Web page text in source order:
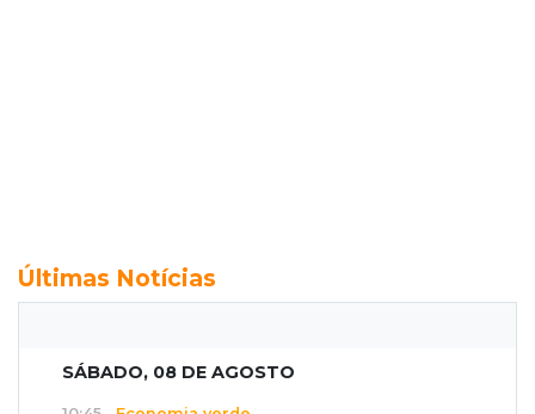
Últimas Notícias
SÁBADO, 08 DE AGOSTO